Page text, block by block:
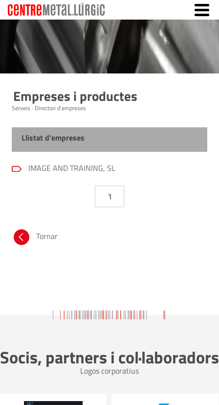
Empreses i productes
Serveis · Directori d'empreses
Llistat d'empreses
IMAGE AND TRAINING, SL
1
Tornar
Socis, partners i col·laboradors
Logos corporatius